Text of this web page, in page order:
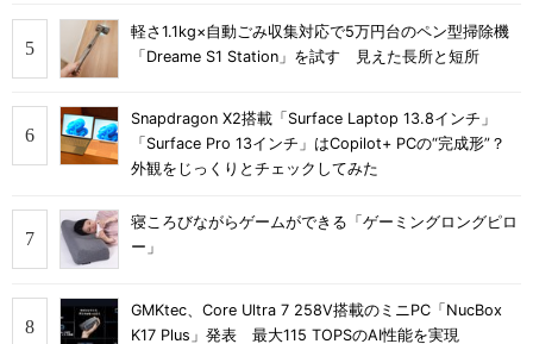
軽さ1.1kg×自動ごみ収集対応で5万円台のペン型掃除機
「Dreame S1 Station」を試す 見えた長所と短所
Snapdragon X2搭載「Surface Laptop 13.8インチ」
「Surface Pro 13インチ」はCopilot+ PCの“完成形”？
外観をじっくりとチェックしてみた
寝ころびながらゲームができる「ゲーミングロングピロ
ー」
GMKtec、Core Ultra 7 258V搭載のミニPC「NucBox
K17 Plus」発表 最大115 TOPSのAI性能を実現